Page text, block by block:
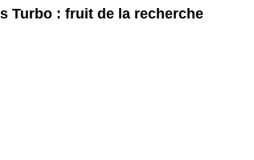
Turbo : fruit de la recherche